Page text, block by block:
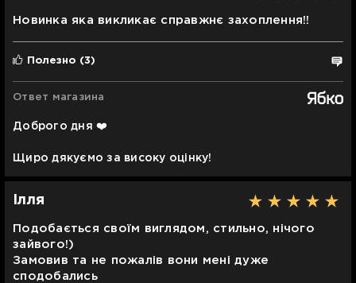
Новинка яка викликає справжнє захоплення!!
Полезно (3)
Ответ магазина
Доброго дня ❤️
Щиро дякуємо за високу оцінку!
Ілля
Подобається своїм виглядом, стильно, нічого
зайвого!)
Замовив та не пожалів вони мені дуже
сподобались